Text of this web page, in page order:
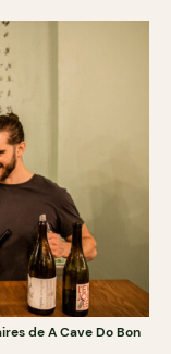
de A Cave Do Bon